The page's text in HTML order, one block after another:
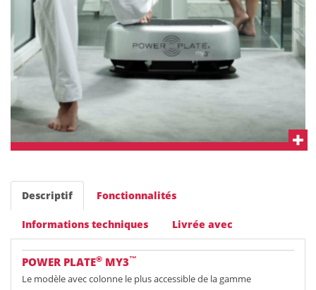
Descriptif Fonctionnalités
Informations techniques Livrée avec
POWER PLATE® MY3™
Le modèle avec colonne le plus accessible de la gamme